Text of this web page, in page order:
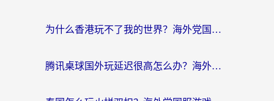
为什么香港玩不了我的世界？海外党国服游戏加速终极解决方案
腾讯桌球国外玩延迟很高怎么办？海外党亲测有效的国服游戏加速指南